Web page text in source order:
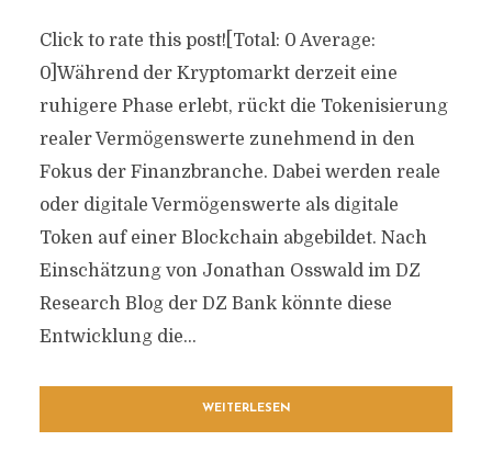
Click to rate this post![Total: 0 Average:
0]Während der Kryptomarkt derzeit eine
ruhigere Phase erlebt, rückt die Tokenisierung
realer Vermögenswerte zunehmend in den
Fokus der Finanzbranche. Dabei werden reale
oder digitale Vermögenswerte als digitale
Token auf einer Blockchain abgebildet. Nach
Einschätzung von Jonathan Osswald im DZ
Research Blog der DZ Bank könnte diese
Entwicklung die...
WEITERLESEN